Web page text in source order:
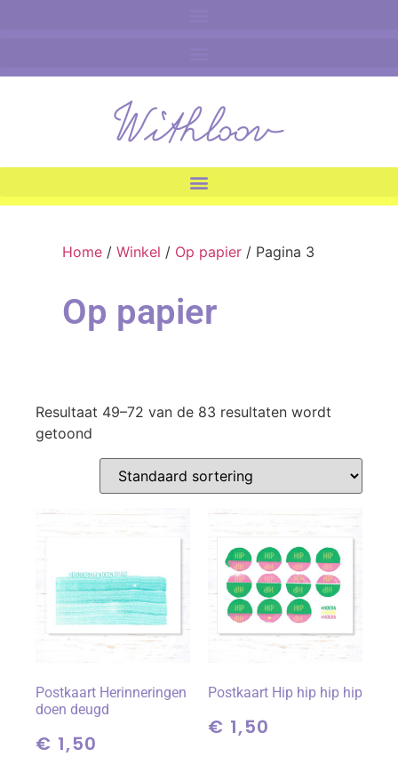
Home / Winkel / Op papier / Pagina 3
Op papier
Resultaat 49–72 van de 83 resultaten wordt
getoond
Postkaart Herinneringen
doen deugd
€ 1,50
Postkaart Hip hip hip hip
€ 1,50